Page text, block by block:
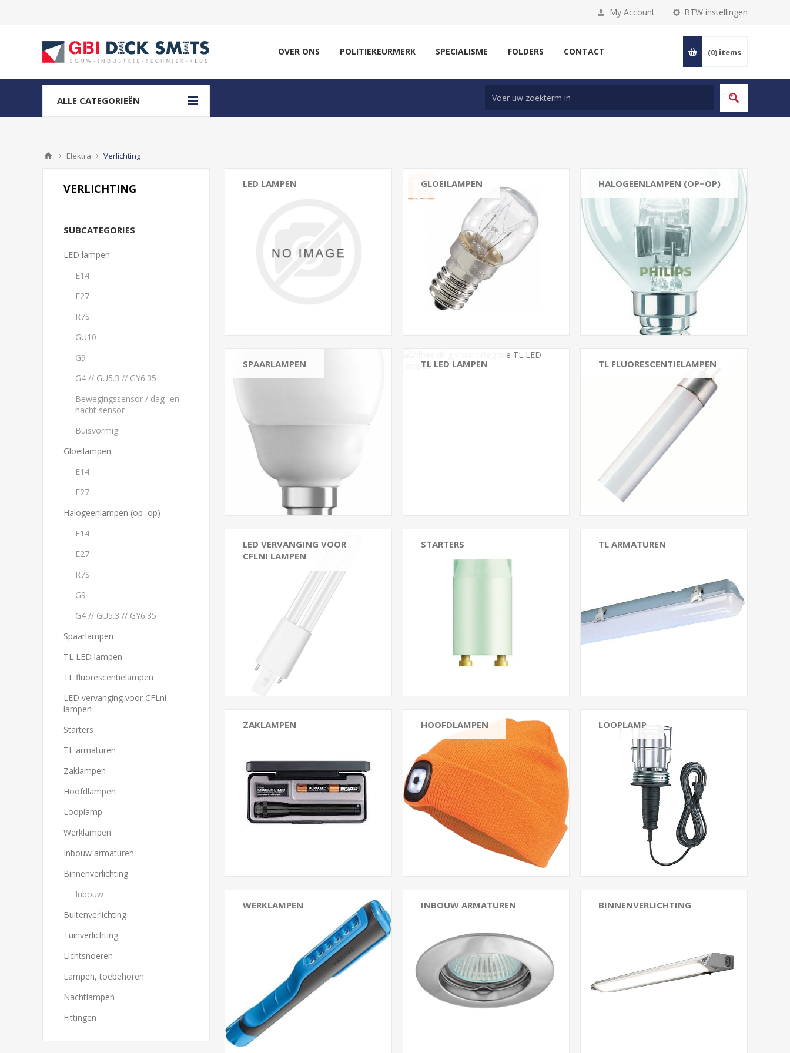
BTW instellingen
My Account
OVER ONS POLITIEKEURMERK SPECIALISME FOLDERS CONTACT (0) items
ALLE CATEGORIEËN
Elektra Verlichting
LED LAMPEN GLOEILAMPEN HALOGEENLAMPEN (OP=OP)
E27
R7S
G9
G4 // GU5.3 // GY6.35
SPAARLAMPEN TL LED LAMPEN TL FLUORESCENTIELAMPEN
LED VERVANGING VOOR
CFLNI LAMPEN
STARTERS TL ARMATUREN
ZAKLAMPEN HOOFDLAMPEN LOOPLAMP
WERKLAMPEN INBOUW ARMATUREN BINNENVERLICHTING
VERLICHTING
SUBCATEGORIES
LED lampen
E14
E27
R7S
GU10
G9
G4 // GU5.3 // GY6.35
Bewegingssensor / dag- en
nacht sensor
Buisvormig
Gloeilampen
E14
E27
Halogeenlampen (op=op)
E14
E27
R7S
G9
G4 // GU5.3 // GY6.35
Spaarlampen
TL LED lampen
TL fluorescentielampen
LED vervanging voor CFLni
lampen
Starters
TL armaturen
Zaklampen
Hoofdlampen
Looplamp
Werklampen
Inbouw armaturen
Binnenverlichting
Inbouw
Buitenverlichting
Tuinverlichting
Lichtsnoeren
Lampen, toebehoren
Nachtlampen
Fittingen